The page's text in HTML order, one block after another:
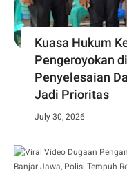
Kuasa Hukum
Pengeroyokan
Penyelesaian
Jadi Prioritas
July 30, 2026